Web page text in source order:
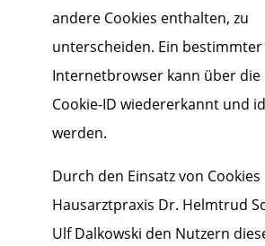
andere Cookies enthalten, zu
unterscheiden. Ein bestimmter
Internetbrowser kann über die
Cookie-ID wiedererkannt und
werden.
Durch den Einsatz von
Hausarztpraxis Dr. Helmtrud
Ulf Dalkowski den Nutzern